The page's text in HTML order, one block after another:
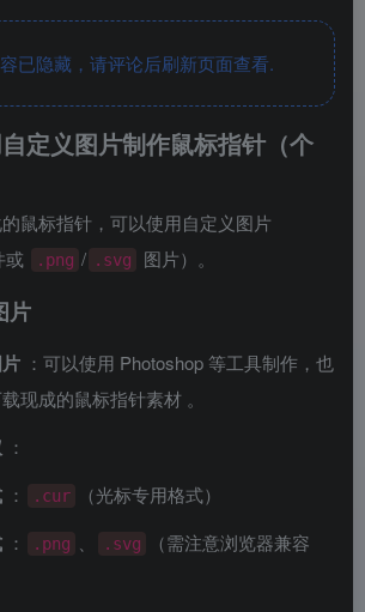
已隐藏，请评论后刷新页面查看.
定义图片制作鼠标指针（个
鼠标指针，可以使用自定义图片
或 .png / .svg 图片）。
片
：可以使用 Photoshop 等工具制作，也
现成的鼠标指针素材 。
：
： .cur （光标专用格式）
： .png .svg
（需注意浏览器兼容